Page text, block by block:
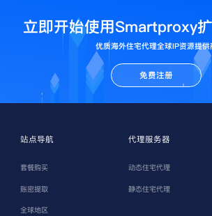
立即开始使用Smartproxy
优质海外住宅代理全球IP资源提供
免费注册
站点导航
套餐购买
账密提取
全球地区
代理服务器
动态住宅代理
静态住宅代理